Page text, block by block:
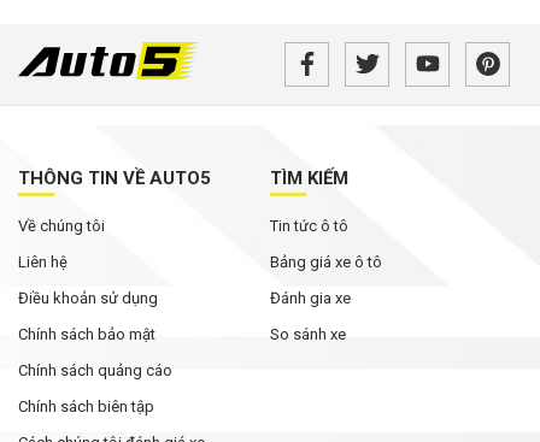
THÔNG TIN VỀ AUTO5
Về chúng tôi
Liên hệ
Điều khoản sử dụng
Chính sách bảo mật
Chính sách quảng cáo
Chính sách biên tập
TÌM KIẾM
Tin tức ô tô
Bảng giá xe ô tô
Đánh gia xe
So sánh xe